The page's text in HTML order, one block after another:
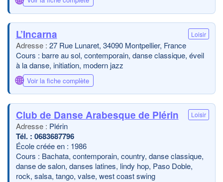
L’Incarna Loisir
27 Rue Lunaret, 34090 Montpellier, France
Cours : barre au sol, contemporain, danse classique, éveil
à la danse, initiation, modern jazz
🌐 Voir la fiche complète
Club de Danse Arabesque de Plérin Loisir
Plérin
0683687796
École créée en : 1986
Cours : Bachata, contemporain, country, danse classique,
danse de salon, danses latines, lindy hop, Paso Doble,
rock, salsa, tango, valse, west coast swing